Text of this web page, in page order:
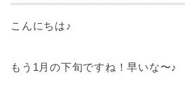
こんにちは♪
もう1月の下旬ですね！早いな〜♪